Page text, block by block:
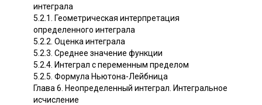
интеграла
5.2.1. Геометрическая интерпретация
определенного интеграла
5.2.2. Оценка интеграла
5.2.3. Среднее значение функции
5.2.4. Интеграл с переменным пределом
5.2.5. Формула Ньютона-Лейбница
Глава 6. Неопределенный интеграл. Интегральное
исчисление